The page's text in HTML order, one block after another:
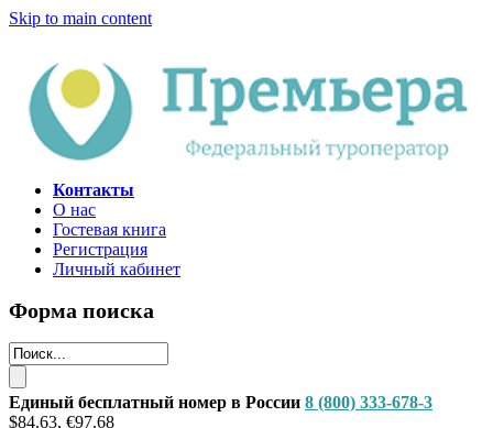
Skip to main content
Контакты
О нас
Гостевая книга
Регистрация
Личный кабинет
Форма поиска
Единый бесплатный номер в России 8 (800) 333-678-3
$84.63, €97.68